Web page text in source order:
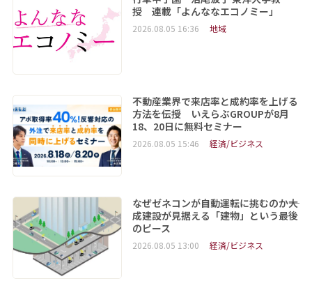
授 連載「よんななエコノミー」
2026.08.05 16:36 地域
不動産業界で来店率と成約率を上げる
方法を伝授 いえらぶGROUPが8月
18、20日に無料セミナー
2026.08.05 15:46 経済/ビジネス
なぜゼネコンが自動運転に挑むのか――大
成建設が見据える「建物」という最後
のピース
2026.08.05 13:00 経済/ビジネス